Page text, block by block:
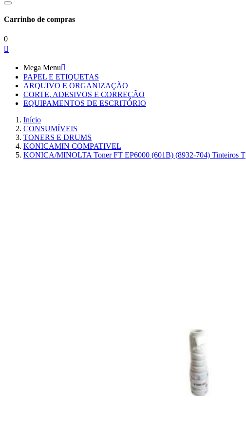
Carrinho de compras
0

Mega Menu
PAPEL E ETIQUETAS
ARQUIVO E ORGANIZAÇÃO
CORTE, ADESIVOS E CORREÇÃO
EQUIPAMENTOS DE ESCRITÓRIO
Início
CONSUMÍVEIS
TONERS E DRUMS
KONICAMIN COMPATIVEL
KONICA/MINOLTA Toner FT EP6000 (601B) (8932-704) Tinteiros T